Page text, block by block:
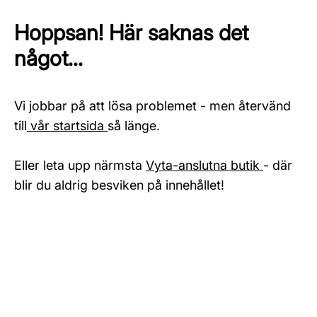
Hoppsan! Här saknas det
något...
Vi jobbar på att lösa problemet - men återvänd
till vår startsida så länge.
Eller leta upp närmsta Vyta-anslutna butik - där
blir du aldrig besviken på innehållet!